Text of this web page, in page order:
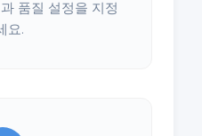
품질 설정을 지정
요.